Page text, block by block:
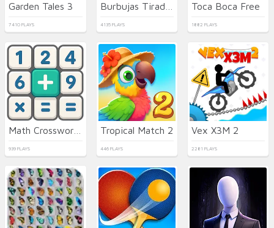
Garden Tales 3
7410 PLAYS 4135 PLAYS
Toca Boca Free
1882 PLAYS
939 PLAYS
Tropical Match 2
446 PLAYS
Vex X3M 2
2281 PLAYS